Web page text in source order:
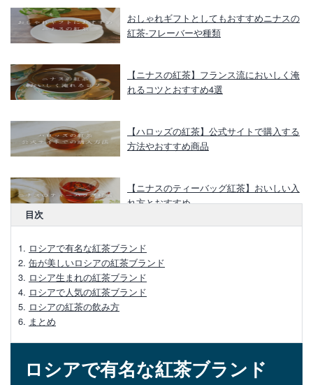
おしゃれギフトとしてもおすすめニナスの
紅茶‐フレーバーや種類
【ニナスの紅茶】フランス流においしく淹
れるコツとおすすめ4選
【ハロッズの紅茶】公式サイトで購入する
方法やおすすめ商品
【ニナスのティーバッグ紅茶】おいしい入
れ方とおすすめ
ハロッズの紅茶の魅力とギフトにおすすめ
の紅茶4選
【ハロッズ紅茶の魅力】購入方法やおすす
ハロッズの紅茶はどこで買える？おすすめ
目次
ロシアで有名な紅茶ブランド
缶が美しいロシアの紅茶ブランド
ロシア生まれの紅茶ブランド
ロシアで人気の紅茶ブランド
ロシアの紅茶の飲み方
まとめ
ロシアで有名な紅茶ブランド